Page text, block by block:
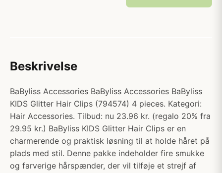
Beskrivelse
BaByliss Accessories BaByliss Accessories BaByliss
KIDS Glitter Hair Clips (794574) 4 pieces. Kategori:
Hair Accessories. Tilbud: nu 23.96 kr. (regalo 20% fra
29.95 kr.) BaByliss KIDS Glitter Hair Clips er en
charmerende og praktisk løsning til at holde håret på
plads med stil. Denne pakke indeholder fire smukke
og farverige hårspænder, der vil tilføje et strejf af